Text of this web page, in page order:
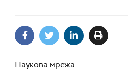
Паукова мрежа